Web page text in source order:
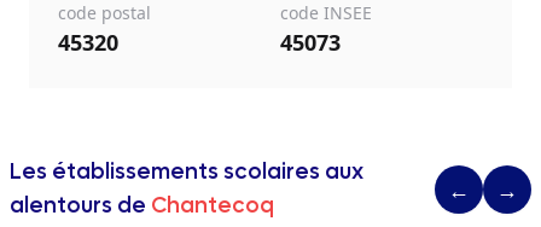
code postal
45320
code INSEE
45073
Les établissements scolaires aux
alentours de Chantecoq
← →